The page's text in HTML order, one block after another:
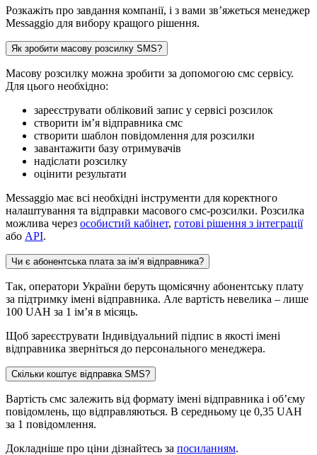
Розкажіть про завдання компанії, і з вами зв’яжеться менеджер
Messaggio для вибору кращого рішення.
Як зробити масову розсилку SMS?
Масову розсилку можна зробити за допомогою смс сервісу.
Для цього необхідно:
зареєструвати обліковий запис у сервісі розсилок
створити ім’я відправника смс
створити шаблон повідомлення для розсилки
завантажити базу отримувачів
надіслати розсилку
оцінити результати
Messaggio має всі необхідні інструменти для коректного
налаштування та відправки масового смс-розсилки. Розсилка
можлива через особистий кабінет, готові рішення з інтеграції
або API.
Чи є абонентська плата за ім’я відправника?
Так, оператори України беруть щомісячну абонентську плату
за підтримку імені відправника. Але вартість невелика – лише
100 UAH за 1 ім’я в місяць.
Щоб зареєструвати Індивідуальний підпис в якості імені
відправника зверніться до персонального менеджера.
Скільки коштує відправка SMS?
Вартість смс залежить від формату імені відправника і об’єму
повідомлень, що відправляються. В середньому це 0,35 UAH
за 1 повідомлення.
Докладніше про ціни дізнайтесь за посиланням.